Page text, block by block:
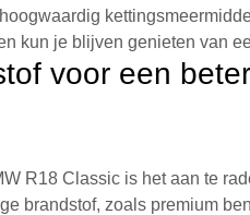
kun je blijven genieten van
voor een
R18 Classic is het aan te
brandstof, zoals premium